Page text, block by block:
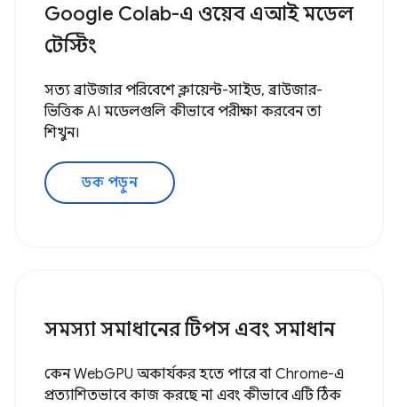
Google Colab-এ ওয়েব এআই মডেল
টেস্টিং
সত্য ব্রাউজার পরিবেশে ক্লায়েন্ট-সাইড, ব্রাউজার-
ভিত্তিক AI মডেলগুলি কীভাবে পরীক্ষা করবেন তা
শিখুন।
ডক পড়ুন
সমস্যা সমাধানের টিপস এবং সমাধান
কেন WebGPU অকার্যকর হতে পারে বা Chrome-এ
প্রত্যাশিতভাবে কাজ করছে না এবং কীভাবে এটি ঠিক